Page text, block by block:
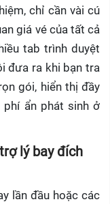
chỉ cần vài cú
giá vé của tất cả
tab trình duyệt
đưa ra khi bạn tra
gói, hiển thị đầy
ẩn phát sinh ở
lý bay đích
lần đầu hoặc các